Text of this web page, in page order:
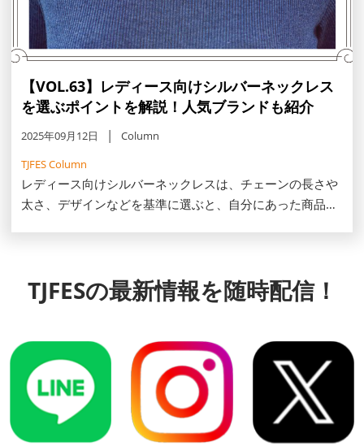
【VOL.63】レディース向けシルバーネックレス
を選ぶポイントを解説！人気ブランドも紹介
2025年09月12日
Column
TJFES Column
レディース向けシルバーネックレスは、チェーンの長さや
太さ、デザインなどを基準に選ぶと、自分にあった商品を
TJFESの最新情報を随時配信！